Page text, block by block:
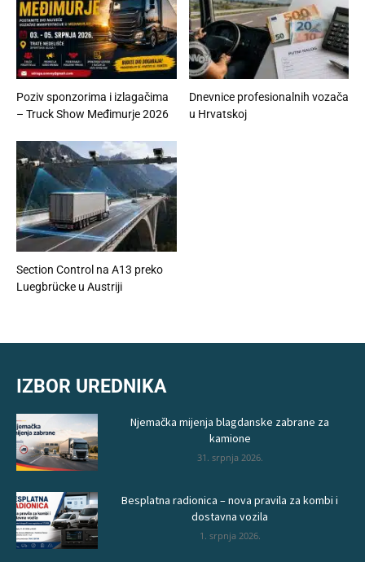
Poziv sponzorima i izlagačima
– Truck Show Međimurje 2026
Dnevnice profesionalnih vozača
u Hrvatskoj
Section Control na A13 preko
Luegbrücke u Austriji
IZBOR UREDNIKA
Njemačka mijenja blagdanske zabrane za
kamione
31. srpnja 2026.
Besplatna radionica – nova pravila za kombi i
dostavna vozila
1. srpnja 2026.